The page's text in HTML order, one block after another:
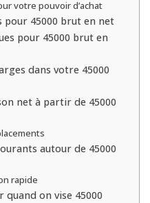
votre pouvoir d’achat
pour 45000 brut en net
pour 45000 brut en
dans votre 45000
net à partir de 45000
autour de 45000
rapide
on vise 45000